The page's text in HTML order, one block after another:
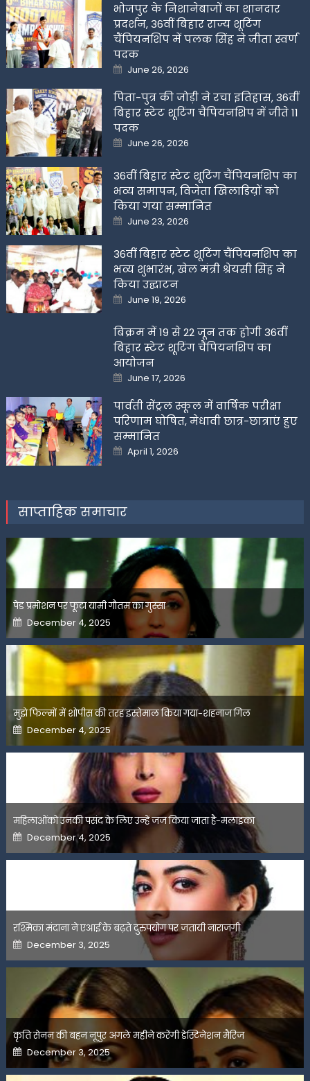
भोजपुर के निशानेबाजों का शानदार
प्रदर्शन, 36वीं बिहार राज्य शूटिंग
चैंपियनशिप में पलक सिंह ने जीता स्वर्ण
पदक
Posted
on
June 26, 2026
पिता-पुत्र की जोड़ी ने रचा इतिहास, 36वीं
बिहार स्टेट शूटिंग चैंपियनशिप में जीते 11
पदक
Posted
on
June 26, 2026
36वीं बिहार स्टेट शूटिंग चैंपियनशिप का
भव्य समापन, विजेता खिलाडिय़ों को
किया गया सम्मानित
Posted
on
June 23, 2026
36वीं बिहार स्टेट शूटिंग चैंपियनशिप का
भव्य शुभारंभ, खेल मंत्री श्रेयसी सिंह ने
किया उद्घाटन
Posted
on
June 19, 2026
बिक्रम में 19 से 22 जून तक होगी 36वीं
बिहार स्टेट शूटिंग चैंपियनशिप का
आयोजन
Posted
on
June 17, 2026
पार्वती सेंट्रल स्कूल में वार्षिक परीक्षा
परिणाम घोषित, मेधावी छात्र-छात्राएं हुए
सम्मानित
Posted
on
April 1, 2026
साप्ताहिक समाचार
पेड प्रमोशन पर फूटा यामी गौतम का गुस्सा
Posted
on
December 4, 2025
मुझे फिल्मों में शोपीस की तरह इस्तेमाल किया गया-शहनाज गिल
Posted
on
December 4, 2025
महिलाओंको उनकी पसंद के लिए उन्हें जज किया जाता है-मलाइका
Posted
on
December 4, 2025
रश्मिका मंदाना ने एआई के बढ़ते दुरुपयोग पर जतायी नाराजगी
Posted
on
December 3, 2025
कृति सेनन की बहन नूपुर अगले महीने करेंगी डेस्टिनेशन मैरिज
Posted
on
December 3, 2025